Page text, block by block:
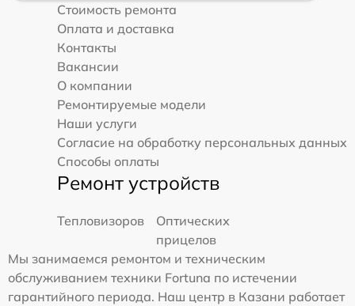
Стоимость ремонта
Оплата и доставка
Контакты
Вакансии
О компании
Ремонтируемые модели
Наши услуги
Согласие на обработку персональных данных
Способы оплаты
Ремонт устройств
Тепловизоров
Оптических
прицелов
Мы занимаемся ремонтом и техническим
обслуживанием техники Fortuna по истечении
гарантийного периода. Наш центр в Казани работает